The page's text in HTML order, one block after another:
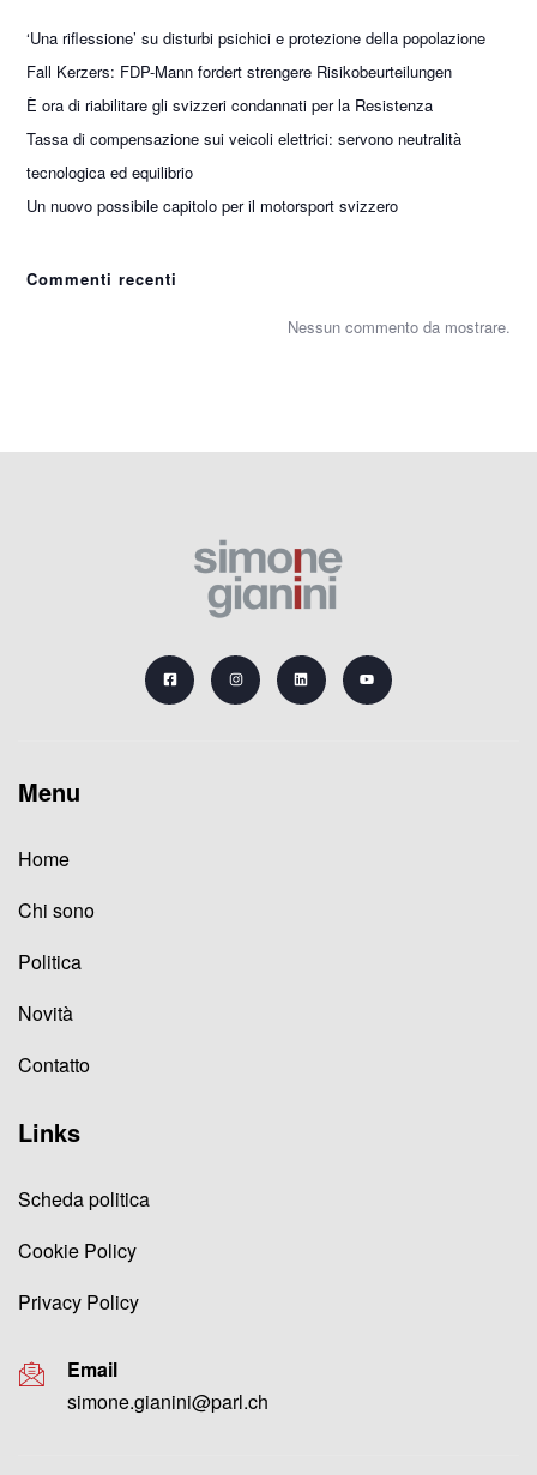
‘Una riflessione’ su disturbi psichici e protezione della popolazione
Fall Kerzers: FDP-Mann fordert strengere Risikobeurteilungen
È ora di riabilitare gli svizzeri condannati per la Resistenza
Tassa di compensazione sui veicoli elettrici: servono neutralità
tecnologica ed equilibrio
Un nuovo possibile capitolo per il motorsport svizzero
Commenti recenti
Nessun commento da mostrare.
Menu
Home
Chi sono
Politica
Novità
Contatto
Links
Scheda politica
Cookie Policy
Privacy Policy
Email
simone.gianini@parl.ch